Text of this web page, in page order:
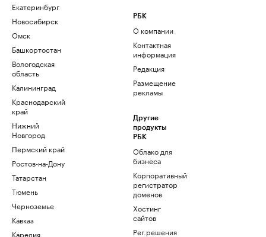
Екатеринбург
Новосибирск
Омск
Башкортостан
Вологодская
область
Калининград
Краснодарский
край
Нижний
Новгород
Пермский край
Ростов-на-Дону
Татарстан
Тюмень
Черноземье
Кавказ
Карелия
РБК
О компании
Контактная
информация
Редакция
Размещение
рекламы
Другие
продукты
РБК
Облако для
бизнеса
Корпоративный
регистратор
доменов
Хостинг
сайтов
Рег.решения